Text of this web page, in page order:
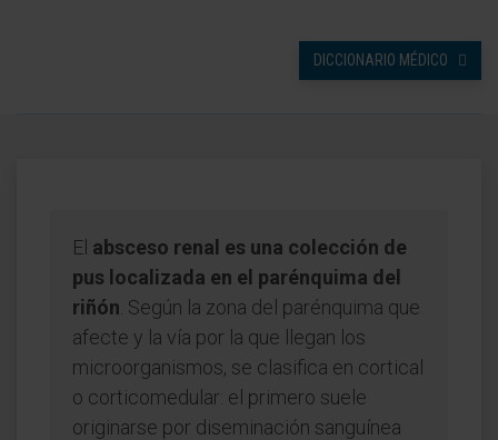
DICCIONARIO MÉDICO
El absceso renal es una colección de
pus localizada en el parénquima del
riñón . Según la zona del parénquima que
afecte y la vía por la que llegan los
microorganismos, se clasifica en cortical
o corticomedular: el primero suele
originarse por diseminación sanguínea